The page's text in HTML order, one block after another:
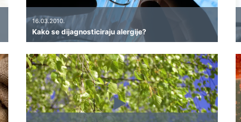
16.03.2010.
Kako se dijagnosticiraju alergije?